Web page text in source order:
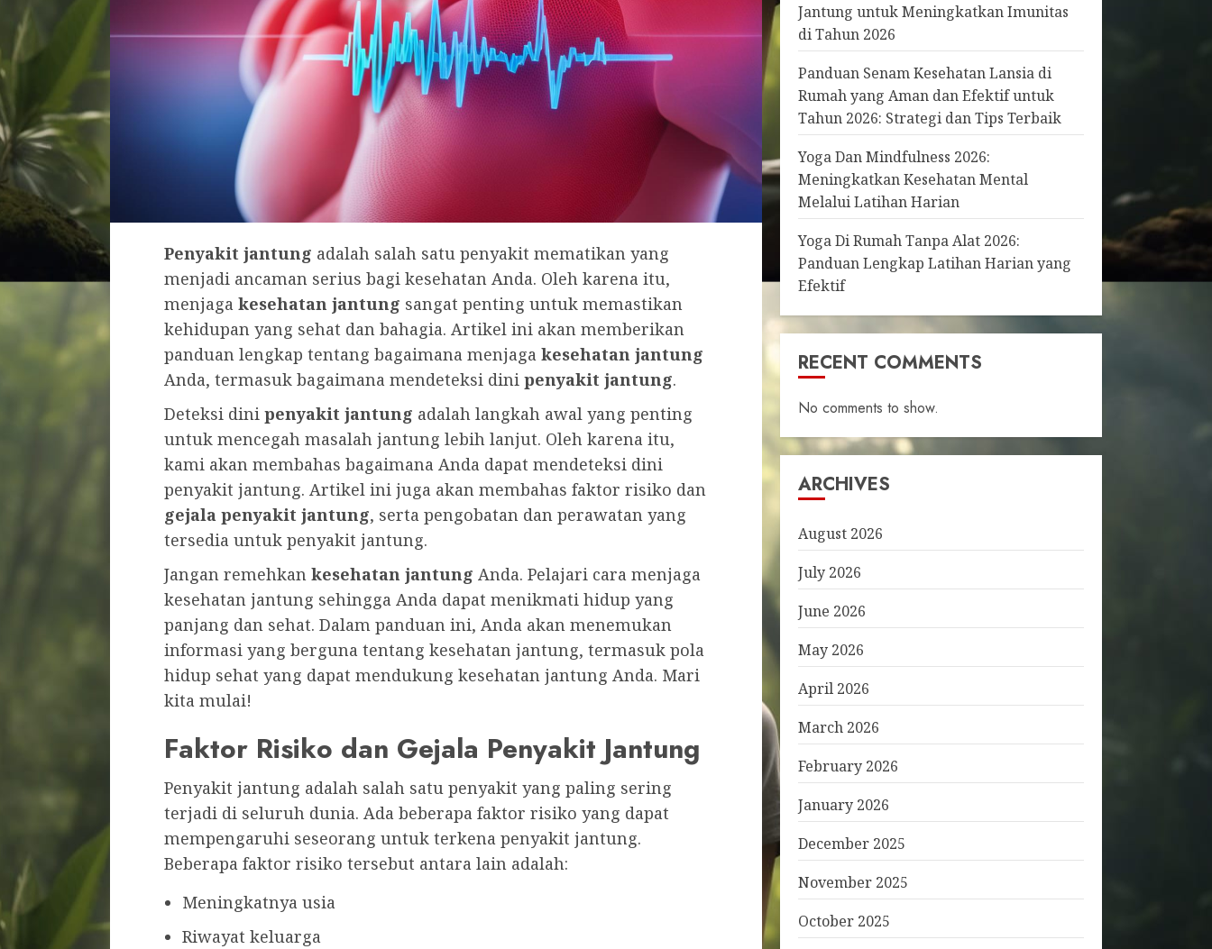
Penyakit jantung adalah salah satu penyakit mematikan yang
menjadi ancaman serius bagi kesehatan Anda. Oleh karena itu,
menjaga kesehatan jantung sangat penting untuk memastikan
kehidupan yang sehat dan bahagia. Artikel ini akan memberikan
panduan lengkap tentang bagaimana menjaga kesehatan jantung
Anda, termasuk bagaimana mendeteksi dini penyakit jantung.
Deteksi dini penyakit jantung adalah langkah awal yang penting
untuk mencegah masalah jantung lebih lanjut. Oleh karena itu,
kami akan membahas bagaimana Anda dapat mendeteksi dini
penyakit jantung. Artikel ini juga akan membahas faktor risiko dan
gejala penyakit jantung, serta pengobatan dan perawatan yang
tersedia untuk penyakit jantung.
Jangan remehkan kesehatan jantung Anda. Pelajari cara menjaga
kesehatan jantung sehingga Anda dapat menikmati hidup yang
panjang dan sehat. Dalam panduan ini, Anda akan menemukan
informasi yang berguna tentang kesehatan jantung, termasuk pola
hidup sehat yang dapat mendukung kesehatan jantung Anda. Mari
kita mulai!
Faktor Risiko dan Gejala Penyakit Jantung
Penyakit jantung adalah salah satu penyakit yang paling sering
terjadi di seluruh dunia. Ada beberapa faktor risiko yang dapat
mempengaruhi seseorang untuk terkena penyakit jantung.
Beberapa faktor risiko tersebut antara lain adalah:
Meningkatnya usia
Riwayat keluarga
Jantung untuk Meningkatkan Imunitas
di Tahun 2026
Panduan Senam Kesehatan Lansia di
Rumah yang Aman dan Efektif untuk
Tahun 2026: Strategi dan Tips Terbaik
Yoga Dan Mindfulness 2026:
Meningkatkan Kesehatan Mental
Melalui Latihan Harian
Yoga Di Rumah Tanpa Alat 2026:
Panduan Lengkap Latihan Harian yang
Efektif
RECENT COMMENTS
No comments to show.
ARCHIVES
August 2026
July 2026
June 2026
May 2026
April 2026
March 2026
February 2026
January 2026
December 2025
November 2025
October 2025